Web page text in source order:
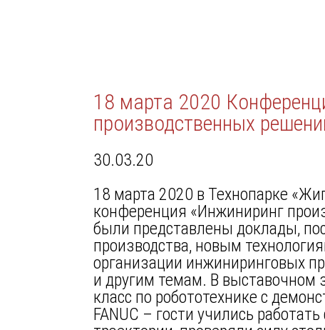
18 марта 2020
производственных
30.03.20
18 марта 2020 в Технопарке
конференция «Инжиниринг
были представлены доклады,
производства, новым
организации инжиниринговых
и другим темам. В выставочном
класс по робототехнике с
FANUC – гости учились